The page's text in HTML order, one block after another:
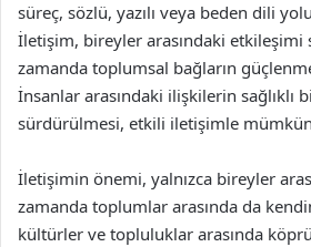
süreç, sözlü, yazılı veya beden dili
İletişim, bireyler arasındaki etkileşimi
zamanda toplumsal bağların
İnsanlar arasındaki ilişkilerin sağlıklı
sürdürülmesi, etkili iletişimle
İletişimin önemi, yalnızca bireyler
zamanda toplumlar arasında da
kültürler ve topluluklar arasında